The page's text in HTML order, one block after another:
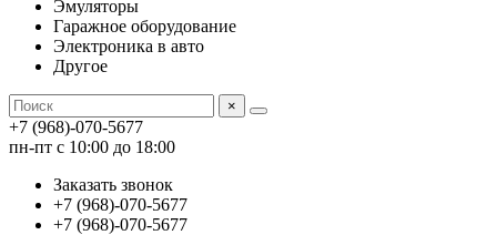
Эмуляторы
Гаражное оборудование
Электроника в авто
Другое
×
+7 (968)-070-5677
пн-пт с 10:00 до 18:00
Заказать звонок
+7 (968)-070-5677
+7 (968)-070-5677